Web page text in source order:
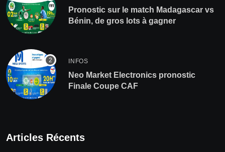
Pronostic sur le match Madagascar vs
Bénin, de gros lots à gagner
INFOS
Neo Market Electronics pronostic
Finale Coupe CAF
Articles Récents